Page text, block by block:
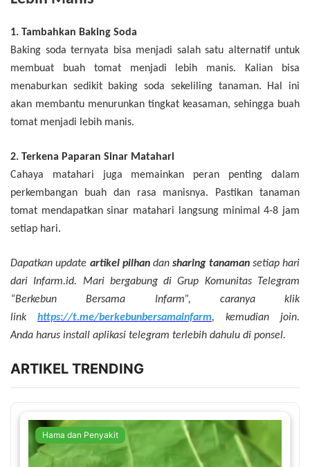
1. Tambahkan Baking Soda
Baking soda ternyata bisa menjadi salah satu alternatif untuk
membuat buah tomat menjadi lebih manis. Kalian bisa
menaburkan sedikit baking soda sekeliling tanaman. Hal ini
akan membantu menurunkan tingkat keasaman, sehingga buah
tomat menjadi lebih manis.
2. Terkena Paparan Sinar Matahari
Cahaya matahari juga memainkan peran penting dalam
perkembangan buah dan rasa manisnya. Pastikan tanaman
tomat mendapatkan sinar matahari langsung minimal 4-8 jam
setiap hari.
Dapatkan update artikel pilhandansharing tanamansetiap hari
dari Infarm.id. Mari bergabung di Grup Komunitas Telegram
“Berkebun Bersama Infarm”, caranya klik
link https://t.me/berkebunbersamainfarm, kemudian join.
Anda harus install aplikasi telegram terlebih dahulu di ponsel.
ARTIKEL TRENDING
Hama dan Penyakit